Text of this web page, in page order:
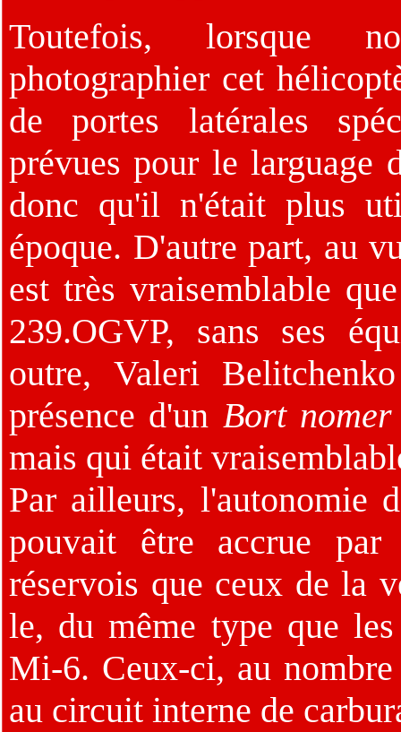
Toutefois, lorsque
photographier cet
de portes latérales
prévues pour le larguage
donc qu'il n'était plus
époque. D'autre part, au
est très vraisemblable
239.OGVP, sans ses
outre, Valeri
présence d'un Bort nomer
mais qui était
Par ailleurs, l'autonomie
pouvait être accrue
réservois que ceux de la
le, du même type que
Mi-6. Ceux-ci, au
au circuit interne de